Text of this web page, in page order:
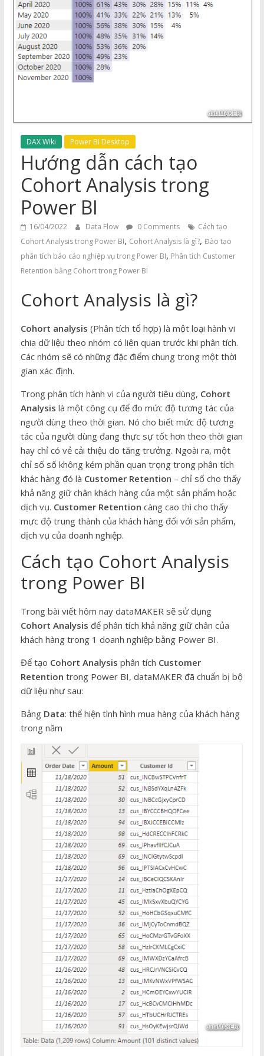
DAX Wiki Power BI Desktop
Hướng dẫn cách tạo
Cohort Analysis trong
Power BI
16/04/2022 Data Flow 0 Comments
Cách tạo
Cohort Analysis trong Power BI, Cohort Analysis là gì?, Đào tạo
phân tích báo cáo nghiệp vụ trong Power BI, Phân tích Customer
Retention bằng Cohort trong Power BI
Cohort Analysis là gì?
Cohort analysis (Phân tích tổ hợp) là một loại hành vi
chia dữ liệu theo nhóm có liên quan trước khi phân tích.
Các nhóm sẽ có những đặc điểm chung trong một thời
gian xác định.
Trong phân tích hành vi của người tiêu dùng, Cohort
Analysis là một công cụ để đo mức độ tương tác của
người dùng theo thời gian. Nó cho biết mức độ tương
tác của người dùng đang thực sự tốt hơn theo thời gian
hay chỉ có vẻ cải thiệu do tăng trưởng. Ngoài ra, một
chỉ số số không kém phần quan trọng trong phân tích
khác hàng đó là Customer Retention – chỉ số cho thấy
khả năng giữ chân khách hàng của một sản phẩm hoặc
dịch vụ. Customer Retention càng cao thì cho thấy
mực độ trung thành của khách hàng đối với sản phẩm,
dịch vụ của doanh nghiệp.
Cách tạo Cohort Analysis
trong Power BI
Trong bài viết hôm nay dataMAKER sẽ sử dụng
Cohort Analysis để phân tích khả năng giữ chân của
khách hàng trong 1 doanh nghiệp bằng Power BI.
Để tạo Cohort Analysis phân tích Customer
Retention trong Power BI, dataMAKER đã chuẩn bị bộ
dữ liệu như sau:
Bảng Data: thể hiện tình hình mua hàng của khách hàng
trong năm